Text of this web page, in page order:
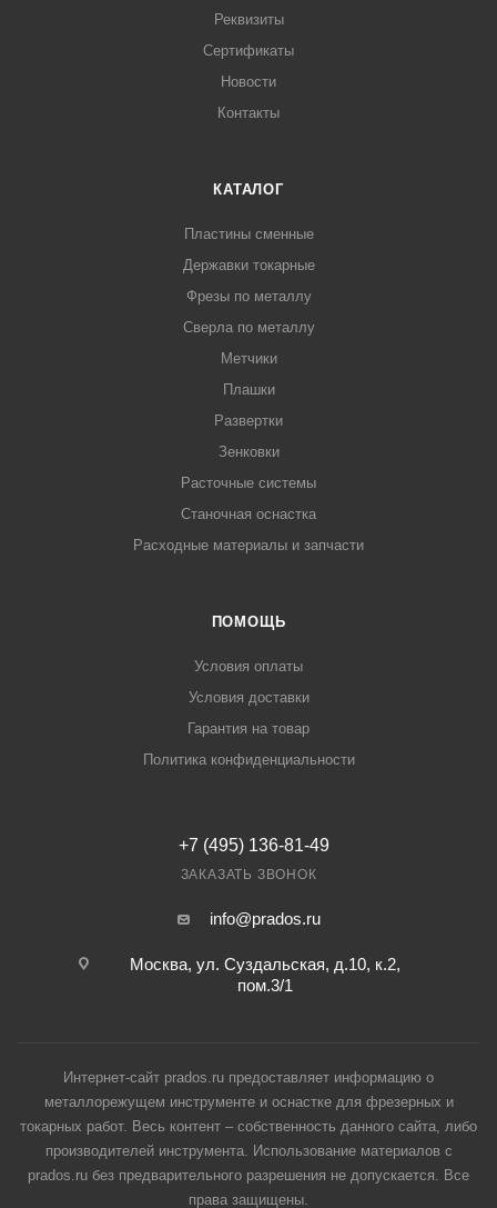
Реквизиты
Сертификаты
Новости
Контакты
КАТАЛОГ
Пластины сменные
Державки токарные
Фрезы по металлу
Сверла по металлу
Метчики
Плашки
Развертки
Зенковки
Расточные системы
Станочная оснастка
Расходные материалы и запчасти
ПОМОЩЬ
Условия оплаты
Условия доставки
Гарантия на товар
Политика конфиденциальности
+7 (495) 136-81-49
ЗАКАЗАТЬ ЗВОНОК
info@prados.ru
Москва, ул. Суздальская, д.10, к.2,
пом.3/1
Интернет-сайт prados.ru предоставляет информацию о
металлорежущем инструменте и оснастке для фрезерных и
токарных работ. Весь контент – собственность данного сайта, либо
производителей инструмента. Использование материалов с
prados.ru без предварительного разрешения не допускается. Все
права защищены.